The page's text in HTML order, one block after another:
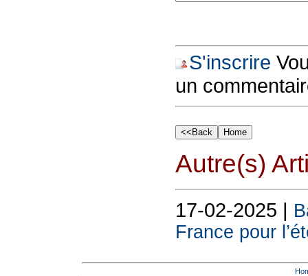
S'inscrire
un
Autre(s)
17-02-2025 |
France pour